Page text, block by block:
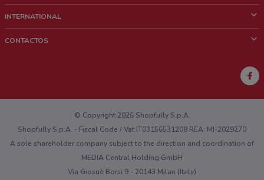
¿Quiénes Somos?
Trabaja con nosotros
Contacto comercial
INTERNATIONAL
CONTACTOS
¿Encontraste un problema en la web o en la aplicación?
© Copyright 2026 Shopfully S.p.A.
Shopfully S.p.A. - Fiscal Code / Vat IT03156531208 REA: MI-2029270
A sole shareholder company subject to the direction and coordination of
MEDIA Central Holding GmbH
Via Giosuè Borsi 9 - 20143 Milan (Italy)